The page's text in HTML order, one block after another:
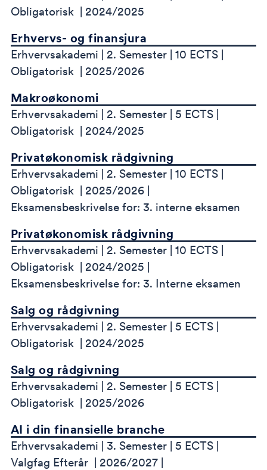
Obligatorisk
2024/2025
Erhvervs- og finansjura
Erhvervsakademi 2. Semester
10 ECTS
Obligatorisk
2025/2026
Makroøkonomi
Erhvervsakademi 2. Semester
5 ECTS
Obligatorisk
2024/2025
Privatøkonomisk rådgivning
Erhvervsakademi 2. Semester
10 ECTS
Obligatorisk
2025/2026
Eksamensbeskrivelse for: 3. interne eksamen
Privatøkonomisk rådgivning
Erhvervsakademi 2. Semester
10 ECTS
Obligatorisk
2024/2025
Eksamensbeskrivelse for: 3. Interne eksamen
Salg og rådgivning
Erhvervsakademi 2. Semester
5 ECTS
Obligatorisk
2024/2025
Salg og rådgivning
Erhvervsakademi 2. Semester
5 ECTS
Obligatorisk
2025/2026
AI i din finansielle branche
Erhvervsakademi 3. Semester
5 ECTS
Valgfag Efterår
2026/2027